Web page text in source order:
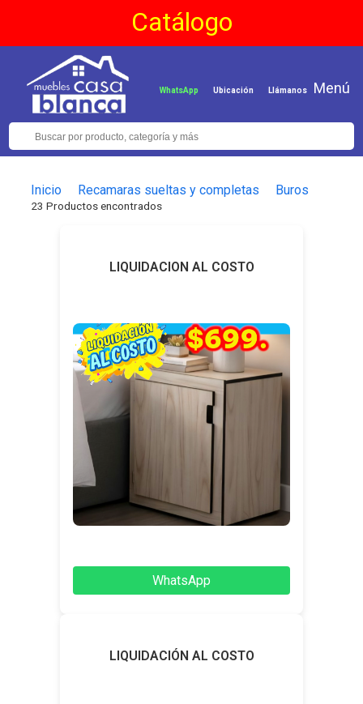
Catálogo
WhatsApp Ubicación Llámanos Menú
Inicio Recamaras sueltas y completas Buros
23 Productos encontrados
LIQUIDACION AL COSTO
WhatsApp
LIQUIDACIÓN AL COSTO